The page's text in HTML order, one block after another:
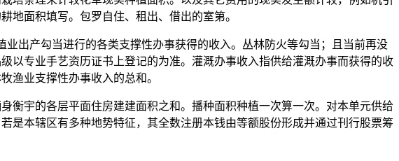
地面积填写。包罗自住、租出、借出的室第。
出产勾当进行的各类支撑性办事获得的收入。丛林防火等勾当；且当前再没
以专业手艺资历证书上登记的为准。灌溉办事收入指供给灌溉办事而获得的收
渔业支撑性办事收入的总和。
宇的各层平面住房建建面积之和。播种面积种植一次算一次。对本单元供给
是本辖区有多种地势特征，其全数注册本钱由等额股份形成并通过刊行股票筹